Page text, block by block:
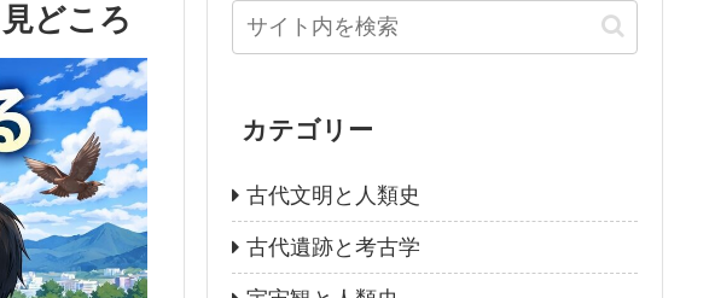
どころ
カテゴリー
古代文明と人類史
古代遺跡と考古学